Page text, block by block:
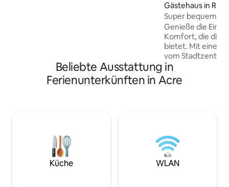
Gästehaus in Rio
Super bequem
Genieße die
Komfort, die
bietet. Mit einer guten Lage, in der Nähe
vom
Avenue, dem
Colleges, dem
entfernt, bietet
einem
Schreibtisch für
Arbeit und
Parkplätze sind
Beliebte Ausstattung in
Ferienunterkünften in Acre
Küche WLAN